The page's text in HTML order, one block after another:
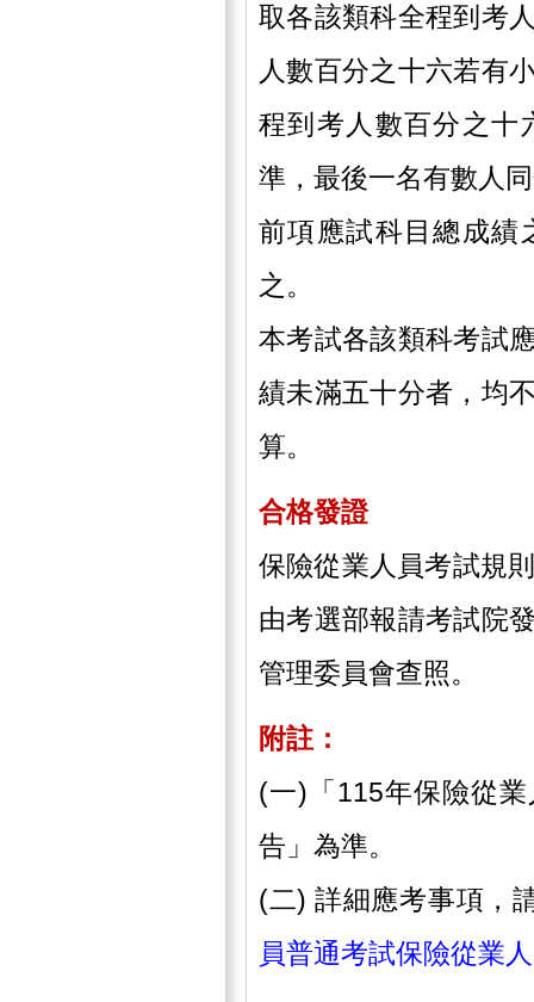
取各該類科全程到考
人數百分之十六若有
程到考人數百分之十
準，最後一名有數人
前項應試科目總成績
之。
本考試各該類科考試
績未滿五十分者，均
算。
合格發證
保險從業人員考試規
由考選部報請考試院
管理委員會查照。
附註：
(一)「115年保險從
告」為準。
(二) 詳細應考事項，
員普通考試保險從業